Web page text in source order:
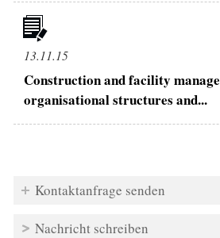
13.11.15
Construction and facility
organisational structures and...
Kontaktanfrage senden
Nachricht schreiben